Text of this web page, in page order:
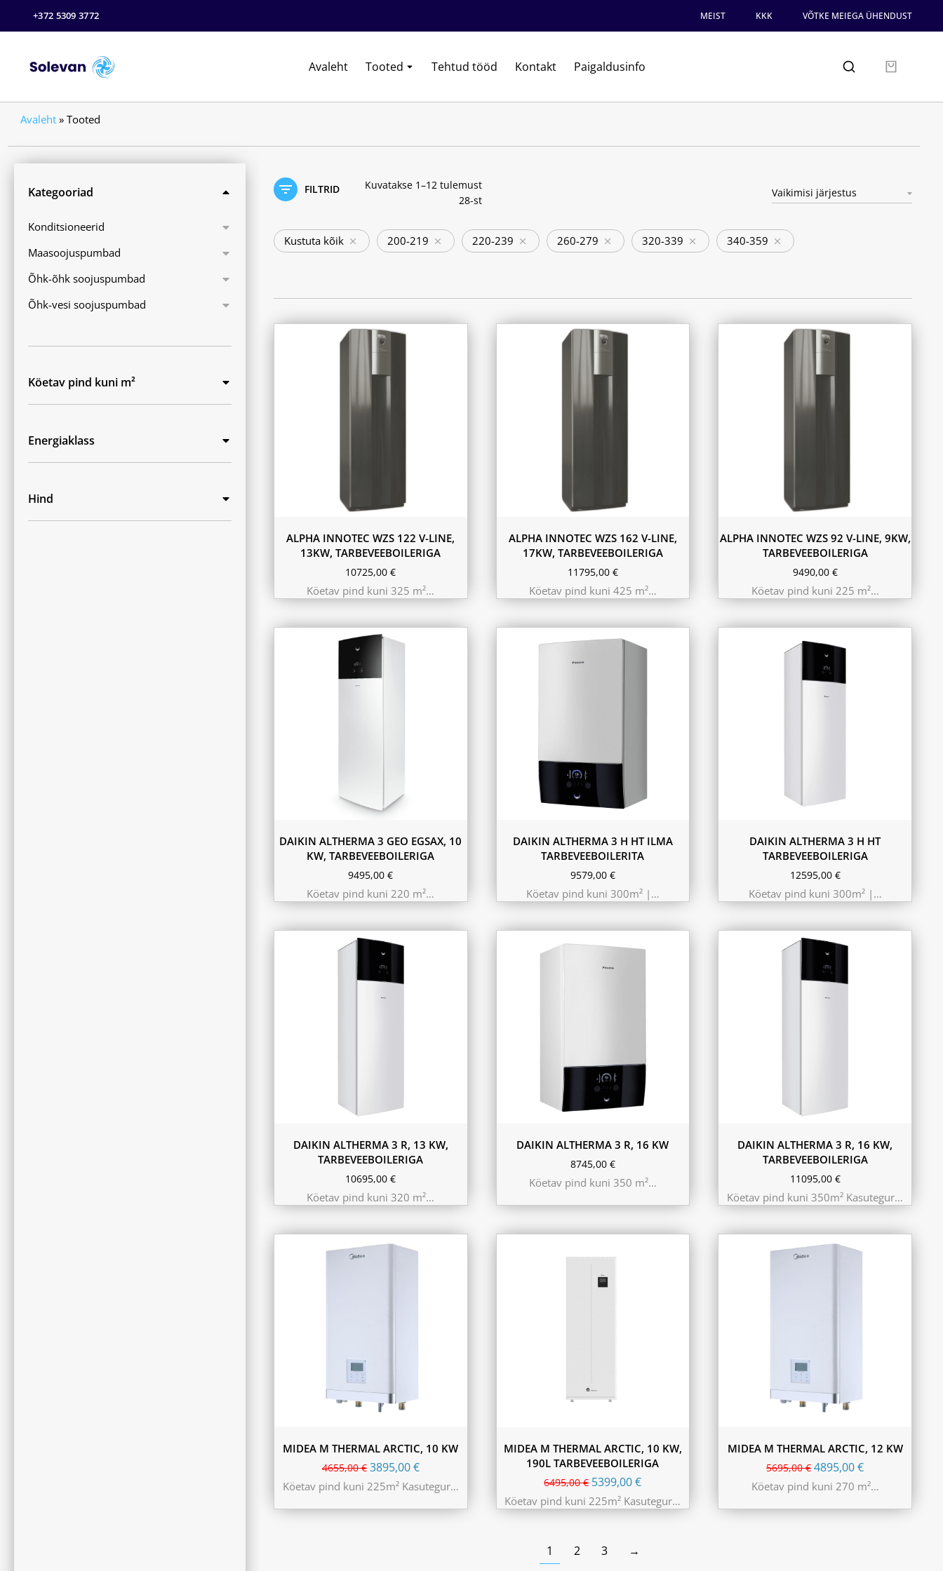
+372 5309 3772 MEIST KKK VÕTKE MEIEGA ÜHENDUST
Avaleht Tooted Tehtud tööd Kontakt Paigaldusinfo
Avaleht » Tooted
Kategooriad
Konditsioneerid
Maasoojuspumbad
Õhk-õhk soojuspumbad
Õhk-vesi soojuspumbad
Köetav pind kuni m²
Energiaklass
Hind
FILTRID
Kuvatakse 1–12 tulemust
28-st
Kustuta kõik 200-219 220-239 260-279 320-339 340-359
ALPHA INNOTEC WZS 122 V-LINE,
13KW, TARBEVEEBOILERIGA
10725,00€
Köetav pind kuni 325 m²…
ALPHA INNOTEC WZS 162 V-LINE,
17KW, TARBEVEEBOILERIGA
11795,00 €
Köetav pind kuni 425 m²…
ALPHA INNOTEC WZS 92 V-LINE, 9KW,
TARBEVEEBOILERIGA
9490,00 €
Köetav pind kuni 225 m²…
DAIKIN ALTHERMA 3 GEO EGSAX, 10
KW, TARBEVEEBOILERIGA
9495,00€
Köetav pind kuni 220 m²…
11.6 kW 300m²
10.44 kW 260m²
9.75 kW 220m²
DAIKIN ALTHERMA 3 H HT ILMA
TARBEVEEBOILERITA
9579,00 €
Köetav pind kuni 300m² |…
DAIKIN ALTHERMA 3 H HT
TARBEVEEBOILERIGA
12595,00 €
Köetav pind kuni 300m² |…
230L
DAIKIN ALTHERMA 3 R, 13 KW,
TARBEVEEBOILERIGA
10695,00€
Köetav pind kuni 320 m²…
DAIKIN ALTHERMA 3 R, 16 KW
8745,00 €
Köetav pind kuni 350 m²…
230L
DAIKIN ALTHERMA 3 R, 16 KW,
TARBEVEEBOILERIGA
11095,00 €
Köetav pind kuni 350m² Kasutegur…
MIDEA M THERMAL ARCTIC, 10 KW
4655,00€ 3895,00€
Köetav pind kuni 225m² Kasutegur…
MIDEA M THERMAL ARCTIC, 10 KW,
190L TARBEVEEBOILERIGA
6495,00€ 5399,00€
Köetav pind kuni 225m² Kasutegur…
MIDEA M THERMAL ARCTIC, 12 KW
5695,00€ 4895,00€
Köetav pind kuni 270 m²…
1 2 3 →